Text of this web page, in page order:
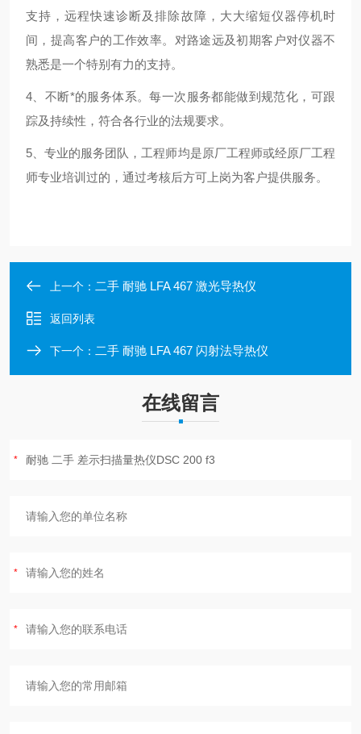
支持，远程快速诊断及排除故障，大大缩短仪器停机时
间，提高客户的工作效率。对路途远及初期客户对仪器不
熟悉是一个特别有力的支持。
4、不断*的服务体系。每一次服务都能做到规范化，可跟
踪及持续性，符合各行业的法规要求。
5、专业的服务团队，工程师均是原厂工程师或经原厂工程
师专业培训过的，通过考核后方可上岗为客户提供服务。
上一个： 二手 耐驰 LFA 467 激光导热仪
返回列表
下一个： 二手 耐驰 LFA 467 闪射法导热仪
在线留言